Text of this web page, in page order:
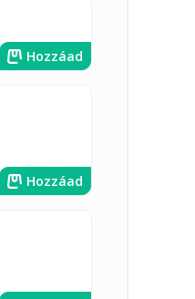
Hozzáad
Hozzáad